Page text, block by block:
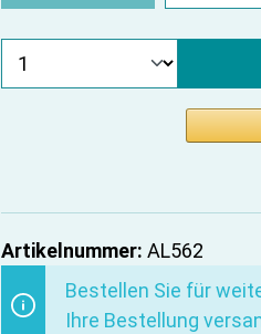
Artikelnummer: AL562
Bestellen Sie für
Ihre Bestellung